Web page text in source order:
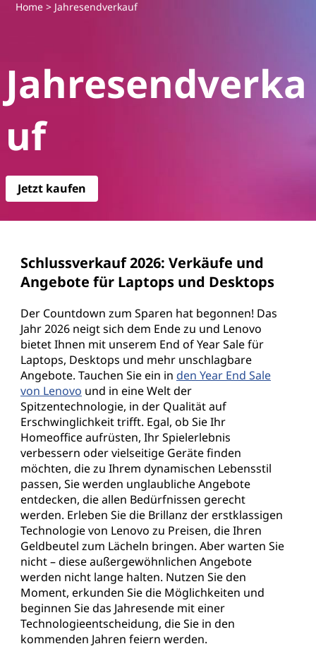
n
o
v
J
a
Home> Jahresendverkauf
Jahresendverka
uf
Jetzt kaufen
Schlussverkauf 2026: Verkäufe und
Angebote für Laptops und Desktops
Der Countdown zum Sparen hat begonnen! Das
Jahr 2026 neigt sich dem Ende zu und Lenovo
bietet Ihnen mit unserem End of Year Sale für
Laptops, Desktops und mehr unschlagbare
Angebote. Tauchen Sie ein in den Year End Sale
von Lenovo und in eine Welt der
Spitzentechnologie, in der Qualität auf
Erschwinglichkeit trifft. Egal, ob Sie Ihr
Homeoffice aufrüsten, Ihr Spielerlebnis
verbessern oder vielseitige Geräte finden
möchten, die zu Ihrem dynamischen Lebensstil
passen, Sie werden unglaubliche Angebote
entdecken, die allen Bedürfnissen gerecht
werden. Erleben Sie die Brillanz der erstklassigen
Technologie von Lenovo zu Preisen, die Ihren
Geldbeutel zum Lächeln bringen. Aber warten Sie
nicht – diese außergewöhnlichen Angebote
werden nicht lange halten. Nutzen Sie den
Moment, erkunden Sie die Möglichkeiten und
beginnen Sie das Jahresende mit einer
Technologieentscheidung, die Sie in den
kommenden Jahren feiern werden.